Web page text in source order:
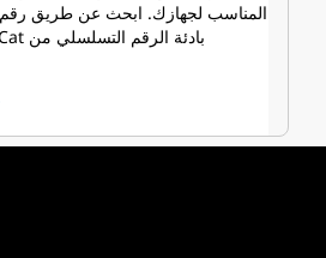
المناسب لجهازك. ابحث عن طريق رقم
بادئة الرقم التسلسلي من Cat، أو طراز Cat الآن.